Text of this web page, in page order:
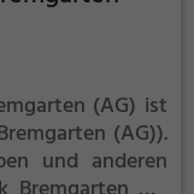
(AG) ist
(AG)).
und anderen